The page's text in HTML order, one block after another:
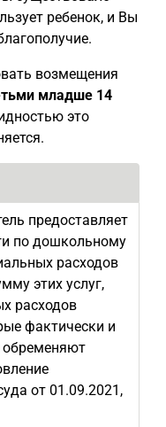
ребенок, и Вы
возмещения
младше 14
это
предоставляет
по дошкольному
расходов
этих услуг,
расходов
фактически и
обременяют
от 01.09.2021,